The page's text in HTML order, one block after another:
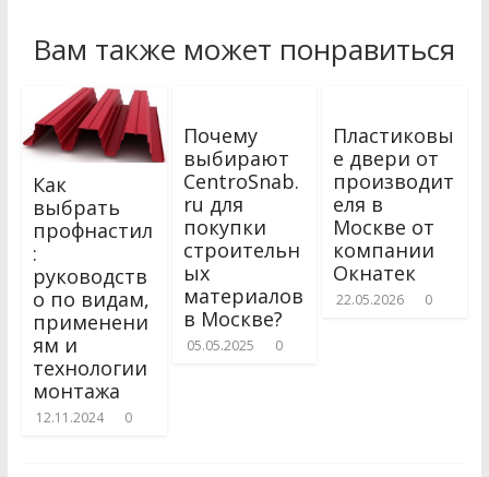
Вам также может понравиться
Как
выбрать
профнастил
:
руководств
о по видам,
применени
ям и
технологии
монтажа
12.11.2024 0
Почему
выбирают
CentroSnab.
ru для
покупки
строительн
ых
материалов
в Москве?
05.05.2025 0
Пластиковы
е двери от
производит
еля в
Москве от
компании
Окнатек
22.05.2026 0